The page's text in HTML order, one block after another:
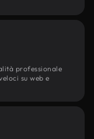
professionale
su web e